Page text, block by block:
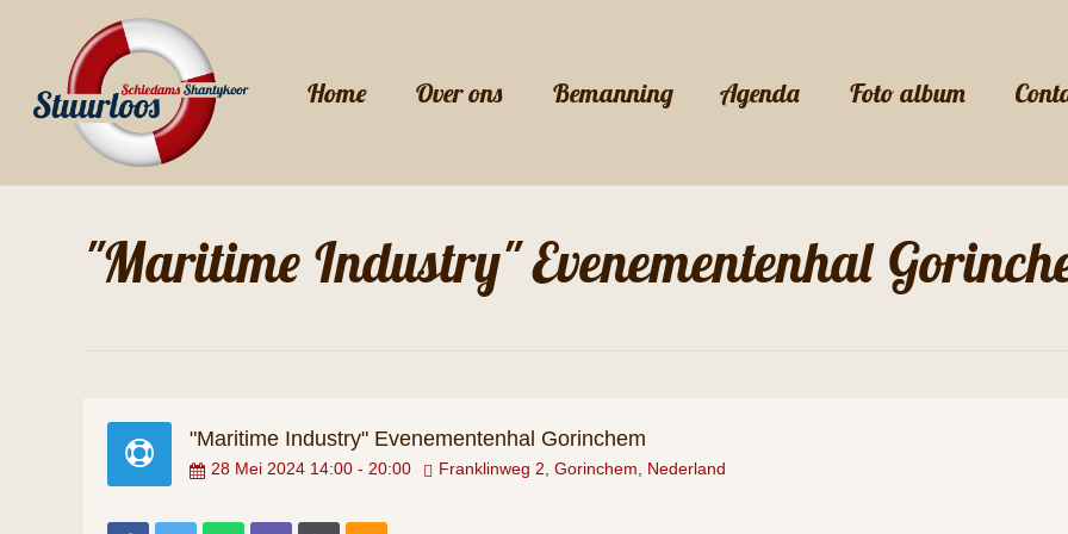
main
content
Home Over ons Bemanning Agenda Foto album
"Maritime Industry" Evenementenhal
"Maritime Industry" Evenementenhal Gorinchem
28 Mei 2024 14:00 - 20:00 Franklinweg 2, Gorinchem, Nederland